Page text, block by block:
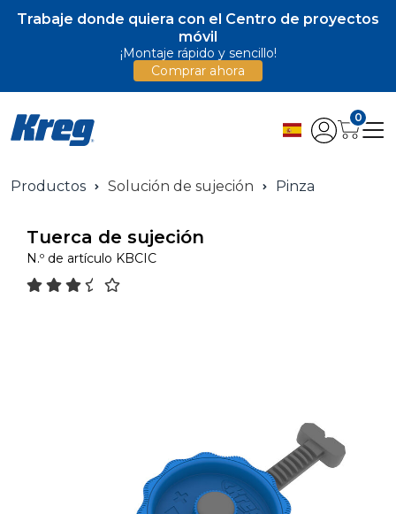
Trabaje donde quiera con el Centro de proyectos
móvil
¡Montaje rápido y sencillo!
Comprar ahora
0
Productos Solución de sujeción Pinza
Tuerca de sujeción
N.º de artículo KBCIC